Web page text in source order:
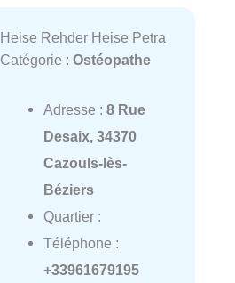
Heise Rehder Heise Petra
Catégorie : Ostéopathe
Adresse : 8 Rue
Desaix, 34370
Cazouls-lès-
Béziers
Quartier :
Téléphone :
+33961679195